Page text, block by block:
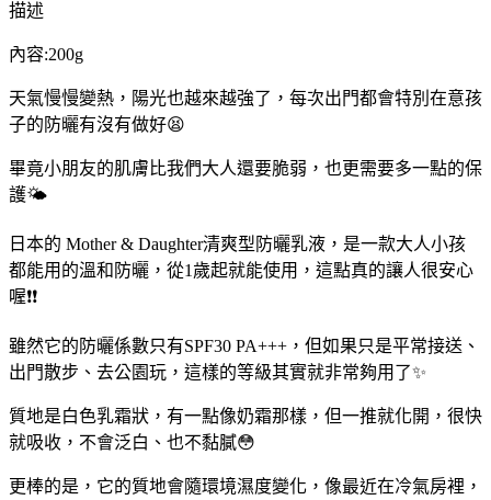
&
清
爽
UV
防
曬
乳
200g
數
量
描述
內容:200g
天氣慢慢變熱，陽光也越來越強了，每次出門都會特別在意孩
子的防曬有沒有做好😫
畢竟小朋友的肌膚比我們大人還要脆弱，也更需要多一點的保
護🌤️
日本的 Mother & Daughter清爽型防曬乳液，是一款大人小孩
都能用的溫和防曬，從1歲起就能使用，這點真的讓人很安心
喔❗❗
雖然它的防曬係數只有SPF30 PA+++，但如果只是平常接送、
出門散步、去公園玩，這樣的等級其實就非常夠用了✨
質地是白色乳霜狀，有一點像奶霜那樣，但一推就化開，很快
就吸收，不會泛白、也不黏膩😳
更棒的是，它的質地會隨環境濕度變化，像最近在冷氣房裡，